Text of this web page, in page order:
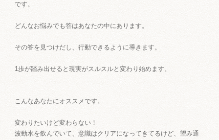
です。
どんなお悩みでも答はあなたの中にあります。
その答を見つけだし、行動できるように導きます。
1歩が踏み出せると現実がスルスルと変わり始めます。
こんなあなたにオススメです。
変わりたいけど変わらない！
波動水を飲んでいて、意識はクリアになってきてるけど、望み通